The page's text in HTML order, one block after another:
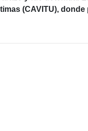
(CAVITU), donde